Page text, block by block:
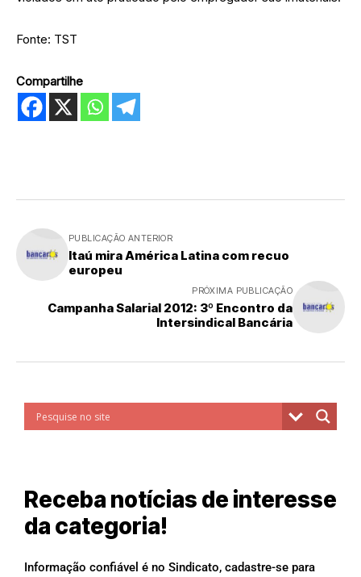
Fonte: TST
Compartilhe
PUBLICAÇÃO ANTERIOR
Itaú mira América Latina com recuo
europeu
PRÓXIMA PUBLICAÇÃO
Campanha Salarial 2012: 3º Encontro da
Intersindical Bancária
Receba notícias de interesse
da categoria!
Informação confiável é no Sindicato, cadastre-se para